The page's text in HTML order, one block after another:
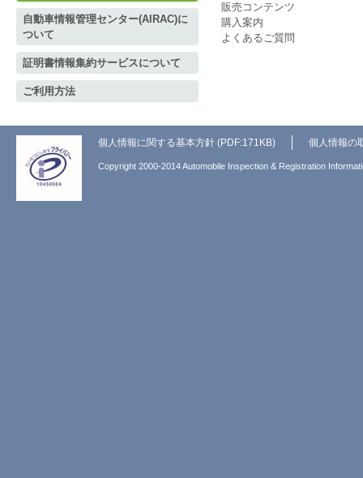
自動車情報管理センター(AIRAC)に
ついて
証明書情報集約サービスについて
ご利用方法
販売コンテンツ
購入案内
よくあるご質問
個人情報に関する基本方針 (PDF:171KB) 個人情報の
Copyright 2000-2014 Automobile Inspection & Registration